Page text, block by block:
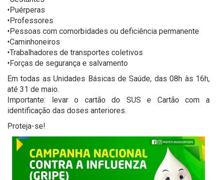
•Puérperas
•Professores
•Pessoas com comorbidades ou deficiência permanente
•Caminhoneiros
•Trabalhadores de transportes coletivos
•Forças de segurança e salvamento
Em todas as Unidades Básicas de Saúde, das 08h às 16h,
até 31 de maio.
Importante: levar o cartão do SUS e Cartão com a
identificação das doses anteriores.
Proteja-se!